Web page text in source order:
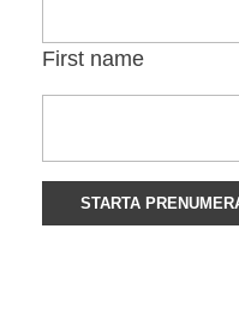
First name